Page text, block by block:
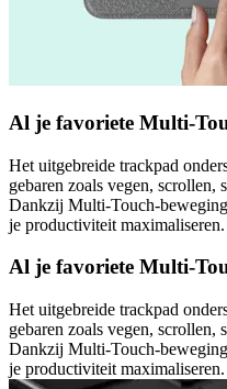
Al je favoriete Multi-
Het uitgebreide trackpad
gebaren zoals vegen, scrollen,
Dankzij Multi-Touch-
je productiviteit maximaliseren.
Al je favoriete Multi-
Het uitgebreide trackpad
gebaren zoals vegen, scrollen,
Dankzij Multi-Touch-
je productiviteit maximaliseren.